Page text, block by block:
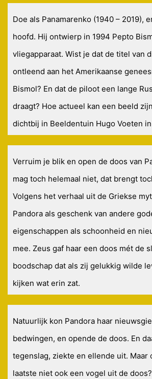
Doe als Panamarenko (1940 – 2019),
hoofd. Hij ontwierp in 1994 Pepto
vliegapparaat. Wist je dat de titel van
ontleend aan het Amerikaanse
Bismol? En dat de piloot een lange
draagt? Hoe actueel kan een beeld
dichtbij in Beeldentuin Hugo Voeten
Verruim je blik en open de doos van
mag toch helemaal niet, dat brengt
Volgens het verhaal uit de Griekse
Pandora als geschenk van andere
eigenschappen als schoonheid en
mee. Zeus gaf haar een doos mét de
boodschap dat als zij gelukkig wilde
kijken wat erin zat.
Natuurlijk kon Pandora haar
bedwingen, en opende de doos. En
tegenslag, ziekte en ellende uit. Maar
laatste niet ook een vogel uit de